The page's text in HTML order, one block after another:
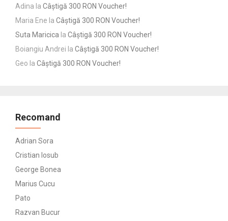
Adina la Câștigă 300 RON Voucher!
Maria Ene la Câștigă 300 RON Voucher!
Suta Maricica la Câștigă 300 RON Voucher!
Boiangiu Andrei la Câștigă 300 RON Voucher!
Geo la Câștigă 300 RON Voucher!
Recomand
Adrian Sora
Cristian Iosub
George Bonea
Marius Cucu
Pato
Razvan Bucur